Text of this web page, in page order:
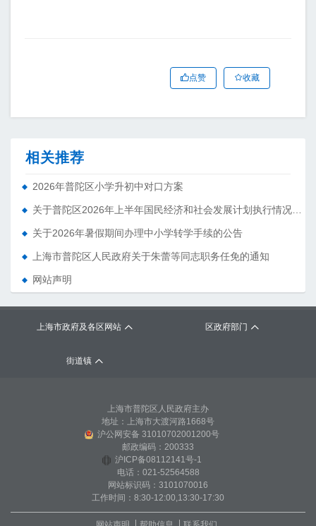
点赞 收藏
相关推荐
2026年普陀区小学升初中对口方案
关于2026年暑假期间办理中小学转学手续的公告
上海市普陀区人民政府关于朱蕾等同志职务任免的通知
网站声明
上海市政府及各区网站 区政府部门
街道镇
上海市普陀区人民政府主办
地址：上海市大渡河路1668号
沪公网安备 31010702001200号
邮政编码：200333
沪ICP备08112141号-1
电话：021-52564588
网站标识码：3101070016
工作时间：8:30-12:00,13:30-17:30